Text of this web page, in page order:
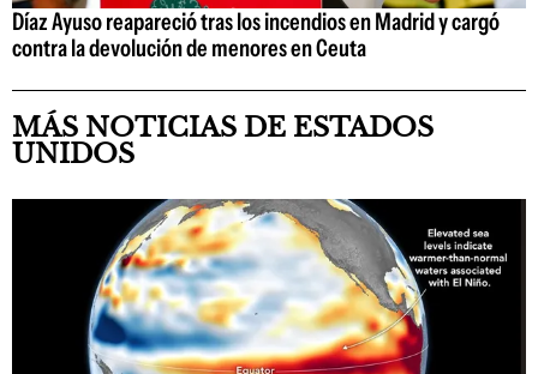
Díaz Ayuso reapareció tras los incendios en Madrid y cargó
contra la devolución de menores en Ceuta
MÁS NOTICIAS DE ESTADOS
UNIDOS